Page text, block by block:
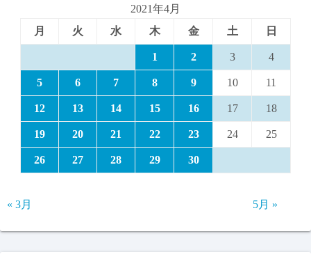
2021年4月
月
火 水 木 金 土 日
1 2 3 4
5 6 7 8 9 10 11
12 13 14 15 16 17 18
19 20 21 22 23 24 25
26 27 28 29 30
« 3月 5月 »